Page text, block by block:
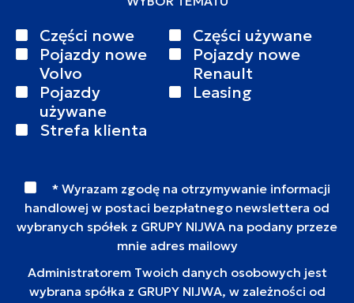
Części nowe
Części używane
Pojazdy nowe
Volvo
Pojazdy nowe
Renault
Pojazdy
używane
Leasing
Strefa klienta
* Wyrazam zgodę na otrzymywanie informacji
handlowej w postaci bezpłatnego newslettera od
wybranych spółek z GRUPY NIJWA na podany przeze
mnie adres mailowy
Administratorem Twoich danych osobowych jest
wybrana spółka z GRUPY NIJWA, w zależności od